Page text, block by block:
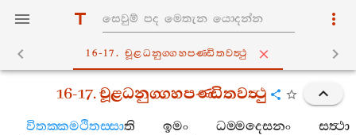
16-17. චූළධනුග‍්ගහපණ‍්ඩිතවත්‍ථු
16-17.චූළධනුග‍්ගහපණ‍්ඩිතවත්‍ථු
විතක‍්කමථිතස‍්සාති ඉමං ධම‍්මදෙසනං
සත්‍ථා